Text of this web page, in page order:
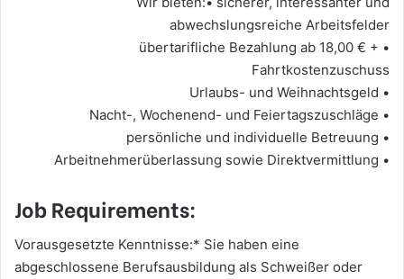
abwechslungsreiche Arbeitsfelder
• übertarifliche Bezahlung ab 18,00 € +
Fahrtkostenzuschuss
• Urlaubs- und Weihnachtsgeld
• Nacht-, Wochenend- und Feiertagszuschläge
• persönliche und individuelle Betreuung
• Arbeitnehmerüberlassung sowie Direktvermittlung
Job Requirements:
Vorausgesetzte Kenntnisse:* Sie haben eine
abgeschlossene Berufsausbildung als Schweißer oder